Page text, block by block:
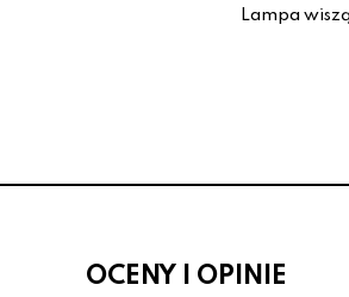
Lampa
OCENY I OPINIE